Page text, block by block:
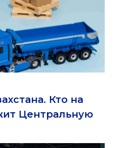
Кто на
Центральную